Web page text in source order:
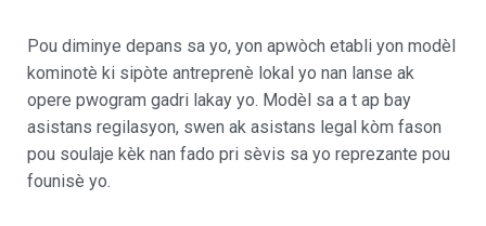
Pou diminye depans sa yo, yon apwòch etabli yon modèl
kominotè ki sipòte antreprenè lokal yo nan lanse ak
opere pwogram gadri lakay yo. Modèl sa a t ap bay
asistans regilasyon, swen ak asistans legal kòm fason
pou soulaje kèk nan fado pri sèvis sa yo reprezante pou
founisè yo.